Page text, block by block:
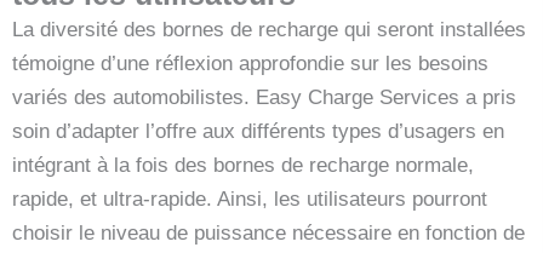
La diversité des bornes de recharge qui seront installées
témoigne d’une réflexion approfondie sur les besoins
variés des automobilistes. Easy Charge Services a pris
soin d’adapter l’offre aux différents types d’usagers en
intégrant à la fois des bornes de recharge normale,
rapide, et ultra-rapide. Ainsi, les utilisateurs pourront
choisir le niveau de puissance nécessaire en fonction de